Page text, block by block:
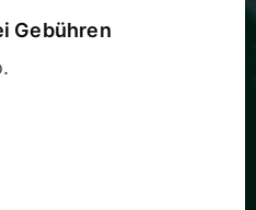
Gebühren